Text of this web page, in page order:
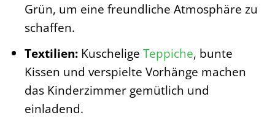
Grün, um eine freundliche Atmosphäre zu
schaffen.
Textilien:Kuschelige Teppiche, bunte
Kissen und verspielte Vorhänge machen
das Kinderzimmer gemütlich und
einladend.